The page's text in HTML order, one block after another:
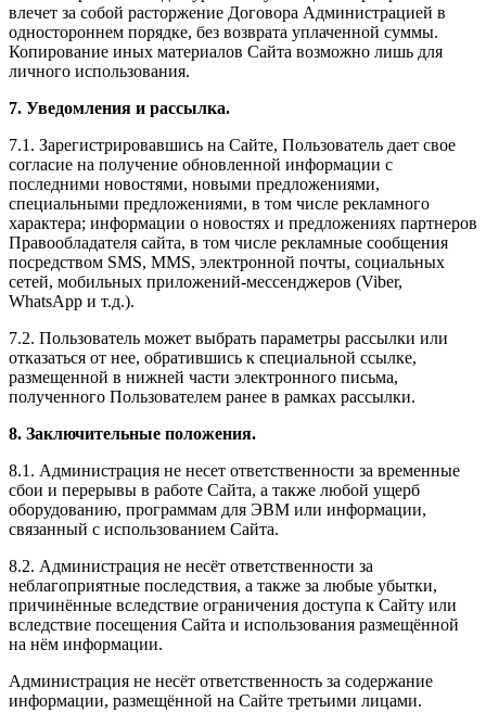
влечет за собой расторжение Договора Администрацией в
одностороннем порядке, без возврата уплаченной суммы.
Копирование иных материалов Сайта возможно лишь для
личного использования.
7. Уведомления и рассылка.
7.1. Зарегистрировавшись на Сайте, Пользователь дает свое
согласие на получение обновленной информации с
последними новостями, новыми предложениями,
специальными предложениями, в том числе рекламного
характера; информации о новостях и предложениях партнеров
Правообладателя сайта, в том числе рекламные сообщения
посредством SMS, MMS, электронной почты, социальных
сетей, мобильных приложений-мессенджеров (Viber,
WhatsApp и т.д.).
7.2. Пользователь может выбрать параметры рассылки или
отказаться от нее, обратившись к специальной ссылке,
размещенной в нижней части электронного письма,
полученного Пользователем ранее в рамках рассылки.
8. Заключительные положения.
8.1. Администрация не несет ответственности за временные
сбои и перерывы в работе Сайта, а также любой ущерб
оборудованию, программам для ЭВМ или информации,
связанный с использованием Сайта.
8.2. Администрация не несёт ответственности за
неблагоприятные последствия, а также за любые убытки,
причинённые вследствие ограничения доступа к Сайту или
вследствие посещения Сайта и использования размещённой
на нём информации.
Администрация не несёт ответственность за содержание
информации, размещённой на Сайте третьими лицами.